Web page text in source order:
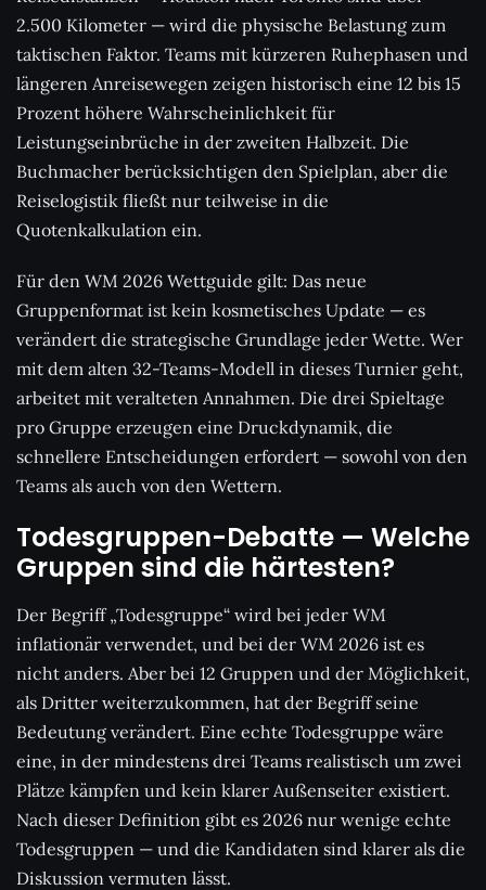
2.500 Kilometer — wird die physische Belastung zum
taktischen Faktor. Teams mit kürzeren Ruhephasen und
längeren Anreisewegen zeigen historisch eine 12 bis 15
Prozent höhere Wahrscheinlichkeit für
Leistungseinbrüche in der zweiten Halbzeit. Die
Buchmacher berücksichtigen den Spielplan, aber die
Reiselogistik fließt nur teilweise in die
Quotenkalkulation ein.
Für den WM 2026 Wettguide gilt: Das neue
Gruppenformat ist kein kosmetisches Update — es
verändert die strategische Grundlage jeder Wette. Wer
mit dem alten 32-Teams-Modell in dieses Turnier geht,
arbeitet mit veralteten Annahmen. Die drei Spieltage
pro Gruppe erzeugen eine Druckdynamik, die
schnellere Entscheidungen erfordert — sowohl von den
Teams als auch von den Wettern.
Todesgruppen-Debatte — Welche
Gruppen sind die härtesten?
Der Begriff „Todesgruppe“ wird bei jeder WM
inflationär verwendet, und bei der WM 2026 ist es
nicht anders. Aber bei 12 Gruppen und der Möglichkeit,
als Dritter weiterzukommen, hat der Begriff seine
Bedeutung verändert. Eine echte Todesgruppe wäre
eine, in der mindestens drei Teams realistisch um zwei
Plätze kämpfen und kein klarer Außenseiter existiert.
Nach dieser Definition gibt es 2026 nur wenige echte
Todesgruppen — und die Kandidaten sind klarer als die
Diskussion vermuten lässt.